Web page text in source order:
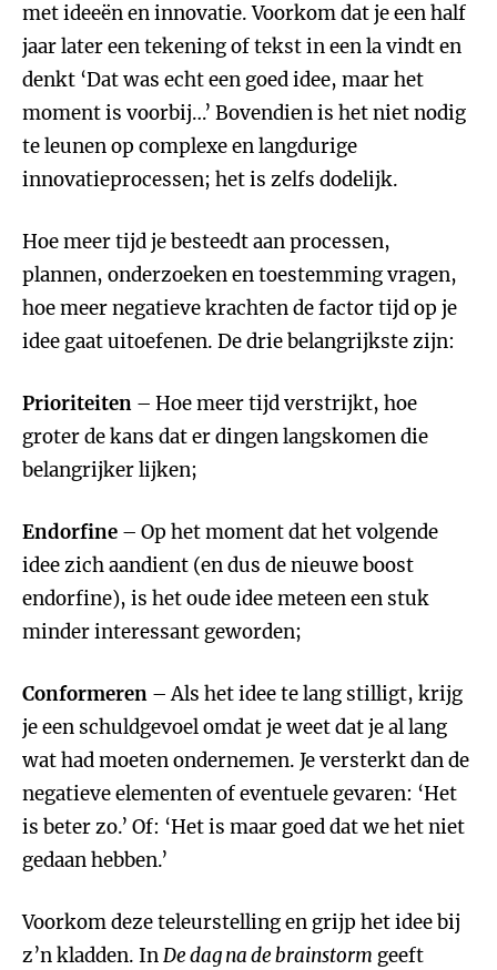
met ideeën en innovatie. Voorkom dat je een half
jaar later een tekening of tekst in een la vindt en
denkt ‘Dat was echt een goed idee, maar het
moment is voorbij…’ Bovendien is het niet nodig
te leunen op complexe en langdurige
innovatieprocessen; het is zelfs dodelijk.
Hoe meer tijd je besteedt aan processen,
plannen, onderzoeken en toestemming vragen,
hoe meer negatieve krachten de factor tijd op je
idee gaat uitoefenen. De drie belangrijkste zijn:
Prioriteiten – Hoe meer tijd verstrijkt, hoe
groter de kans dat er dingen langskomen die
belangrijker lijken;
Endorfine – Op het moment dat het volgende
idee zich aandient (en dus de nieuwe boost
endorfine), is het oude idee meteen een stuk
minder interessant geworden;
Conformeren – Als het idee te lang stilligt, krijg
je een schuldgevoel omdat je weet dat je al lang
wat had moeten ondernemen. Je versterkt dan de
negatieve elementen of eventuele gevaren: ‘Het
is beter zo.’ Of: ‘Het is maar goed dat we het niet
gedaan hebben.’
Voorkom deze teleurstelling en grijp het idee bij
z’n kladden. InDe dag na de brainstorm geeft